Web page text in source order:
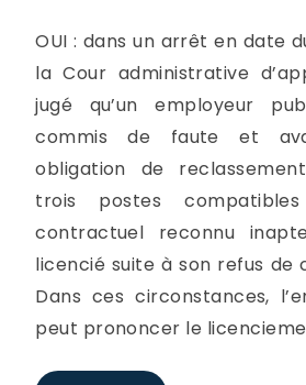
OUI : dans un arrêt en date
la Cour administrative
jugé qu’un employeur
commis de faute et
obligation de
trois postes
contractuel reconnu
licencié suite à son refus de
Dans ces circonstances,
peut prononcer le